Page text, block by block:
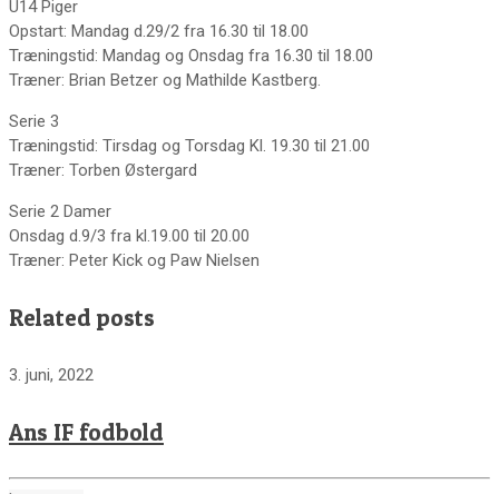
U14 Piger
Opstart: Mandag d.29/2 fra 16.30 til 18.00
Træningstid: Mandag og Onsdag fra 16.30 til 18.00
Træner: Brian Betzer og Mathilde Kastberg.
Serie 3
Træningstid: Tirsdag og Torsdag Kl. 19.30 til 21.00
Træner: Torben Østergard
Serie 2 Damer
Onsdag d.9/3 fra kl.19.00 til 20.00
Træner: Peter Kick og Paw Nielsen
Related posts
3. juni, 2022
Ans IF fodbold